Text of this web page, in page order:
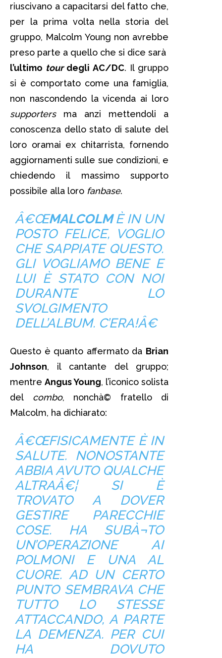
riuscivano a capacitarsi del fatto che,
per la prima volta nella storia del
gruppo, Malcolm Young non avrebbe
preso parte a quello che si dice sarà
l’ultimo tourdegli AC/DC. Il gruppo
si è comportato come una famiglia,
non nascondendo la vicenda ai loro
supportersma anzi mettendoli a
conoscenza dello stato di salute del
loro oramai ex chitarrista, fornendo
aggiornamenti sulle sue condizioni, e
chiedendo il massimo supporto
possibile alla loro fanbase.
Â€ŒMALCOLMÈ IN UN
POSTO FELICE, VOGLIO
CHE SAPPIATE QUESTO.
GLI VOGLIAMO BENE E
LUI È STATO CON NOI
DURANTE LO
SVOLGIMENTO
DELL’ALBUM. C’ERA!Â€
Questo è quanto affermato da Brian
Johnson, il cantante del gruppo;
mentre Angus Young, l’iconico solista
del combo, nonchà© fratello di
Malcolm, ha dichiarato:
Â€ŒFISICAMENTE È IN
SALUTE. NONOSTANTE
ABBIA AVUTO QUALCHE
ALTRAÂ€¦ SI È
TROVATO A DOVER
GESTIRE PARECCHIE
COSE. HA SUBÀ¬TO
UN’OPERAZIONE AI
POLMONI E UNA AL
CUORE. AD UN CERTO
PUNTO SEMBRAVA CHE
TUTTO LO STESSE
ATTACCANDO, A PARTE
LA DEMENZA. PER CUI
HA DOVUTO